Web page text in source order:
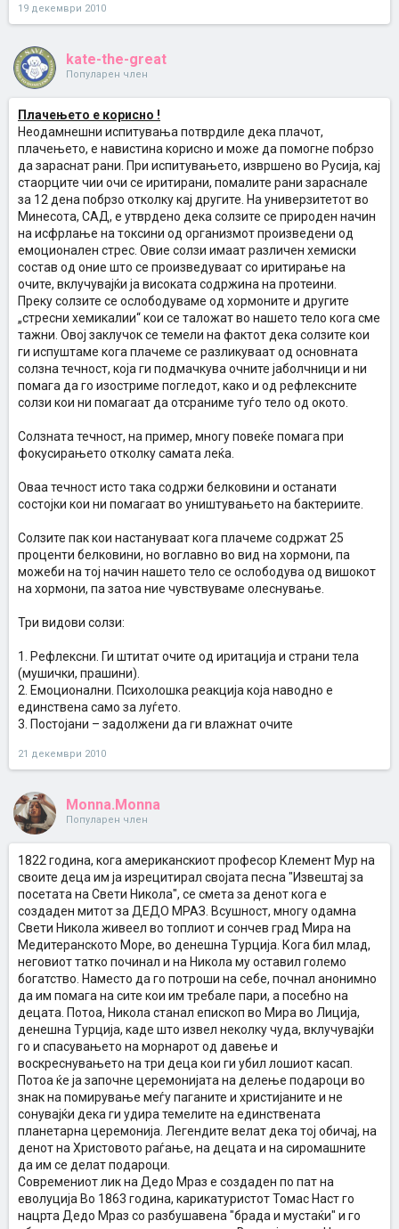
19 декември 2010
kate-the-great
Популарен член
Плачењето е корисно !
Неодамнешни испитувања потврдиле дека плачот,
плачењето, е навистина корисно и може да помогне побрзо
да зараснат рани. При испитувањето, извршено во Русија, кај
стаорците чии очи се иритирани, помалите рани зараснале
за 12 дена побрзо отколку кај другите. На универзитетот во
Минесота, САД, е утврдено дека солзите се природен начин
на исфрлање на токсини од организмот произведени од
емоционален стрес. Овие солзи имаат различен хемиски
состав од оние што се произведуваат со иритирање на
очите, вклучувајќи ја високата содржина на протеини.
Преку солзите се ослободуваме од хормоните и другите
„стресни хемикалии“ кои се таложат во нашето тело кога сме
тажни. Овој заклучок се темели на фактот дека солзите кои
ги испуштаме кога плачеме се разликуваат од основната
солзна течност, која ги подмачкува очните јаболчници и ни
помага да го изостриме погледот, како и од рефлексните
солзи кои ни помагаат да отсраниме туѓо тело од окото.
Солзната течност, на пример, многу повеќе помага при
фокусирањето отколку самата леќа.
Оваа течност исто така содржи белковини и останати
состојки кои ни помагаат во уништувањето на бактериите.
Солзите пак кои настануваат кога плачеме содржат 25
проценти белковини, но воглавно во вид на хормони, па
можеби на тој начин нашето тело се ослободува од вишокот
на хормони, па затоа ние чувствуваме олеснување.
Три видови солзи:
1. Рефлексни. Ги штитат очите од иритација и страни тела
(мушички, прашини).
2. Емоционални. Психолошка реакција која наводно е
единствена само за луѓето.
3. Постојани – задолжени да ги влажнат очите
21 декември 2010
Monna.Monna
Популарен член
1822 година, кога американскиот професор Клемент Мур на
своите деца им ја изрецитирал својата песна "Извештај за
посетата на Свети Никола", се смета за денот кога е
создаден митот за ДЕДО МРАЗ. Всушност, многу одамна
Свети Никола живеел во топлиот и сончев град Мира на
Медитеранското Море, во денешна Турција. Кога бил млад,
неговиот татко починал и на Никола му оставил големо
богатство. Наместо да го потроши на себе, почнал анонимно
да им помага на сите кои им требале пари, а посебно на
децата. Потоа, Никола станал епископ во Мира во Лиција,
денешна Турција, каде што извел неколку чуда, вклучувајќи
го и спасувањето на морнарот од давење и
воскреснувањето на три деца кои ги убил лошиот касап.
Потоа ќе ја започне церемонијата на делење подароци во
знак на помирување меѓу паганите и христијаните и не
сонувајќи дека ги удира темелите на единствената
планетарна церемонија. Легендите велат дека тој обичај, на
денот на Христовото раѓање, на децата и на сиромашните
да им се делат подароци.
Современиот лик на Дедо Мраз е создаден по пат на
еволуција Во 1863 година, карикатуристот Томас Наст го
нацрта Дедо Мраз со разбушавена "брада и мустаќи" и го